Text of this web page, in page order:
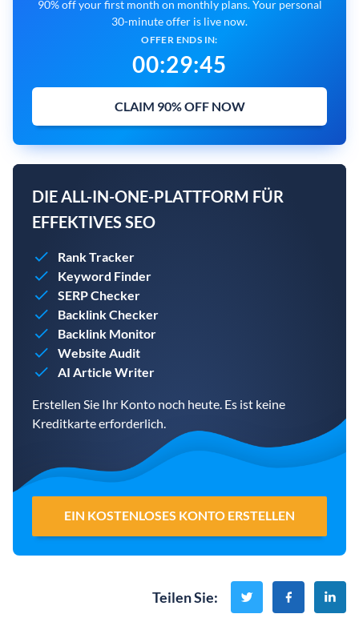
90% off your first month on monthly plans. Your personal
30-minute offer is live now.
OFFER ENDS IN:
00:29:45
CLAIM 90% OFF NOW
DIE ALL-IN-ONE-PLATTFORM FÜR
EFFEKTIVES SEO
Rank Tracker
Keyword Finder
SERP Checker
Backlink Checker
Backlink Monitor
Website Audit
AI Article Writer
Erstellen Sie Ihr Konto noch heute. Es ist keine
Kreditkarte erforderlich.
EIN KOSTENLOSES KONTO ERSTELLEN
Teilen Sie: